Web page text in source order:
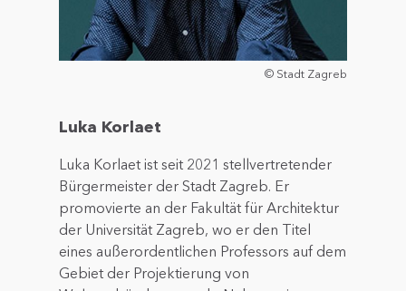
© Stadt Zagreb
Luka Korlaet
Luka Korlaet ist seit 2021 stellvertretender
Bürgermeister der Stadt Zagreb. Er
promovierte an der Fakultät für Architektur
der Universität Zagreb, wo er den Titel
eines außerordentlichen Professors auf dem
Gebiet der Projektierung von